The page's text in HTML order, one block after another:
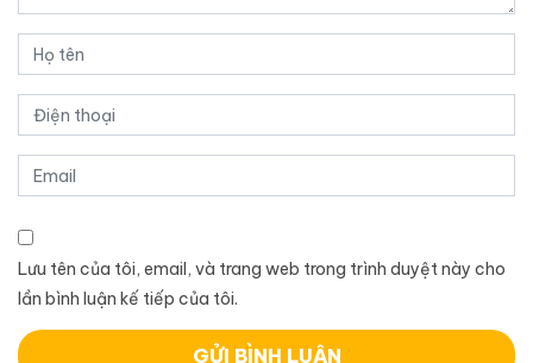
Lưu tên của tôi, email, và trang web trong trình duyệt này cho
lần bình luận kế tiếp của tôi.